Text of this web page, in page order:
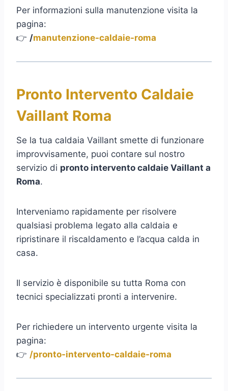
Per informazioni sulla manutenzione visita la
pagina:
👉 /manutenzione-caldaie-roma
Pronto Intervento Caldaie
Vaillant Roma
Se la tua caldaia Vaillant smette di funzionare
improvvisamente, puoi contare sul nostro
servizio di pronto intervento caldaie Vaillant a
Roma.
Interveniamo rapidamente per risolvere
qualsiasi problema legato alla caldaia e
ripristinare il riscaldamento e l’acqua calda in
casa.
Il servizio è disponibile su tutta Roma con
tecnici specializzati pronti a intervenire.
Per richiedere un intervento urgente visita la
pagina:
👉 /pronto-intervento-caldaie-roma